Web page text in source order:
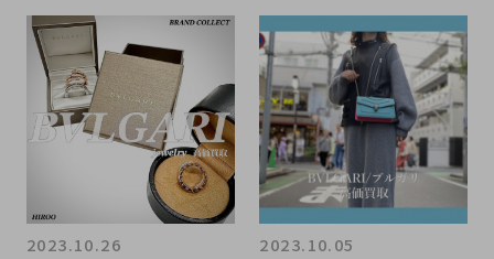
レクト渋谷店へ 新宿/目
黒/代官山/恵比寿/代々木
などでご売却を検討中の方
にお勧めです！
せ下さい！高価買取ポイン
トや新入荷情報をお届けい
たします！
2023.10.26
2023.10.05